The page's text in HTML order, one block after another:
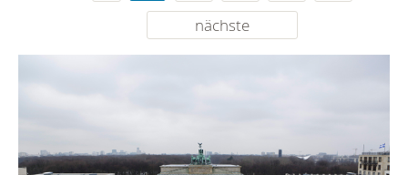
nächste